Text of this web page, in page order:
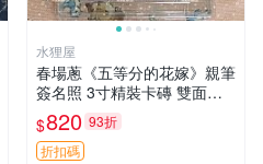
水狸屋
春場蔥《五等分的花嫁》親筆
簽名照 3寸精裝卡磚 雙面收
藏相框 親簽限量周邊 收藏推
薦 花嫁相片 現象級漫改 相框
收藏 周邊精品
$820 93折
折扣碼